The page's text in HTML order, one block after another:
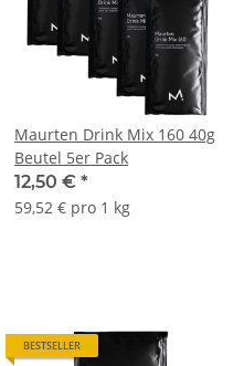
Maurten Drink Mix 160 40g
Beutel 5er Pack
12,50 € *
59,52 € pro 1 kg
BESTSELLER